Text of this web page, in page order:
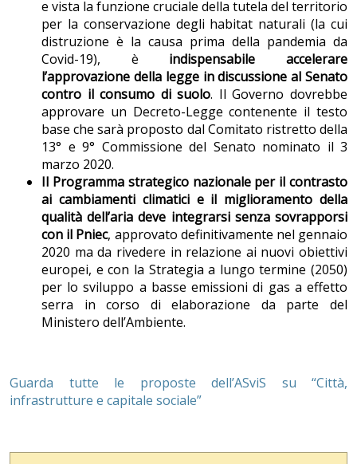
e vista la funzione cruciale della tutela del territorio
per la conservazione degli habitat naturali (la cui
distruzione è la causa prima della pandemia da
Covid-19), è indispensabile accelerare
l’approvazione della legge in discussione al Senato
contro il consumo di suolo. Il Governo dovrebbe
approvare un Decreto-Legge contenente il testo
base che sarà proposto dal Comitato ristretto della
13° e 9° Commissione del Senato nominato il 3
marzo 2020.
Il Programma strategico nazionale per il contrasto
ai cambiamenti climatici e il miglioramento della
qualità dell’aria deve integrarsi senza sovrapporsi
con il Pniec, approvato definitivamente nel gennaio
2020 ma da rivedere in relazione ai nuovi obiettivi
europei, e con la Strategia a lungo termine (2050)
per lo sviluppo a basse emissioni di gas a effetto
serra in corso di elaborazione da parte del
Ministero dell’Ambiente.
Guarda tutte le proposte dell’ASviS su “Città,
infrastrutture e capitale sociale”